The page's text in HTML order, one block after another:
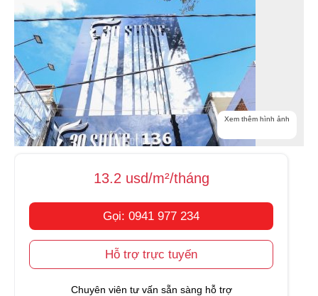
Xem thêm hình ảnh
13.2 usd/m²/tháng
Gọi: 0941 977 234
Hỗ trợ trực tuyến
Chuyên viên tư vấn sẵn sàng hỗ trợ